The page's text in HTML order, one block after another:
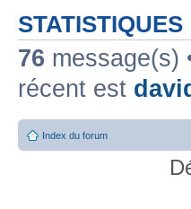
STATISTIQUES
76 message(s)
récent est
Index du forum